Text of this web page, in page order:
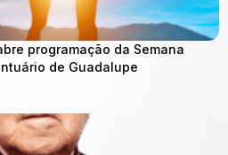
programação da Semana
de Guadalupe